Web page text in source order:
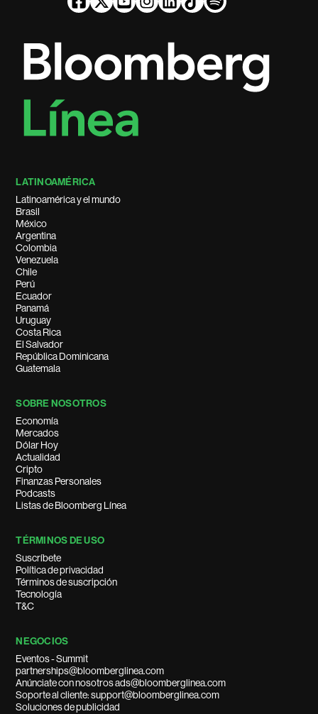
LATINOAMÉRICA
Latinoamérica y el mundo
Brasil
México
Argentina
Colombia
Venezuela
Chile
Perú
Ecuador
Panamá
Uruguay
Costa Rica
El Salvador
República Dominicana
Guatemala
SOBRE NOSOTROS
Economía
Mercados
Dólar Hoy
Actualidad
Cripto
Finanzas Personales
Podcasts
Listas de Bloomberg Línea
TÉRMINOS DE USO
Suscríbete
Política de privacidad
Términos de suscripción
Tecnología
T&C
NEGOCIOS
Eventos - Summit
partnerships@bloomberglinea.com
Anúnciate con nosotros ads@bloomberglinea.com
Soporte al cliente: support@bloomberglinea.com
Soluciones de publicidad